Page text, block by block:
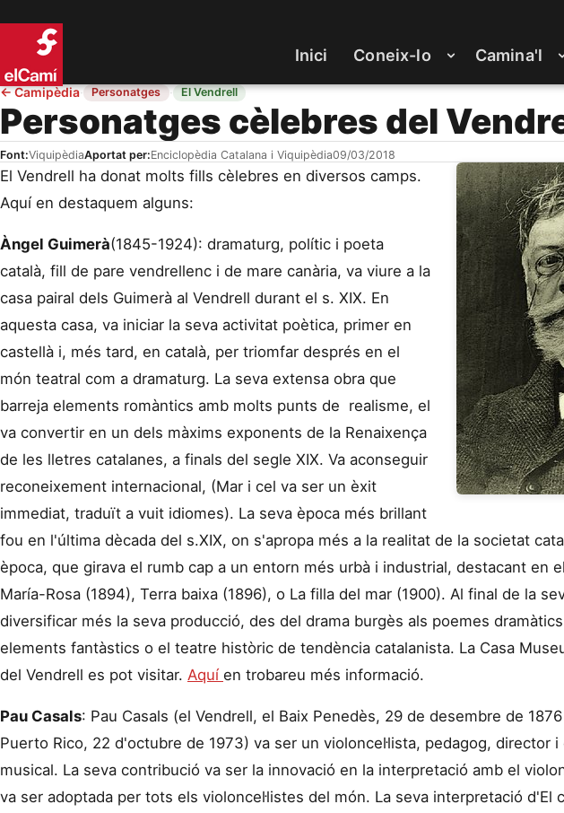
Inici Coneix-lo Camina'l
←Camipèdia· Personatges · El Vendrell
Personatges cèlebres del
Font:ViquipèdiaAportat per:Enciclopèdia Catalana i Viquipèdia09/03/2018
El Vendrell ha donat molts fills cèlebres en diversos camps.
Aquí en destaquem alguns:
Àngel Guimerà(1845-1924): dramaturg, polític i poeta
català, fill de pare vendrellenc i de mare canària, va viure a la
casa pairal dels Guimerà al Vendrell durant el s. XIX. En
aquesta casa, va iniciar la seva activitat poètica, primer en
castellà i, més tard, en català, per triomfar després en el
món teatral com a dramaturg. La seva extensa obra que
barreja elements romàntics amb molts punts de realisme, el
va convertir en un dels màxims exponents de la Renaixença
de les lletres catalanes, a finals del segle XIX. Va aconseguir
reconeixement internacional, (Mar i cel va ser un èxit
immediat, traduït a vuit idiomes). La seva època més brillant
fou en l'última dècada del s.XIX, on s'apropa més a la realitat de la societat
època, que girava el rumb cap a un entorn més urbà i industrial, destacant en
María-Rosa (1894), Terra baixa (1896), o La filla del mar (1900). Al final de la
diversificar més la seva producció, des del drama burgès als poemes
elements fantàstics o el teatre històric de tendència catalanista. La Casa
del Vendrell es pot visitar. Aquí en trobareu més informació.
Pau Casals: Pau Casals (el Vendrell, el Baix Penedès, 29 de desembre de
Puerto Rico, 22 d'octubre de 1973) va ser un violoncel·lista, pedagog, director
musical. La seva contribució va ser la innovació en la interpretació amb el
va ser adoptada per tots els violoncel·listes del món. La seva interpretació d'El